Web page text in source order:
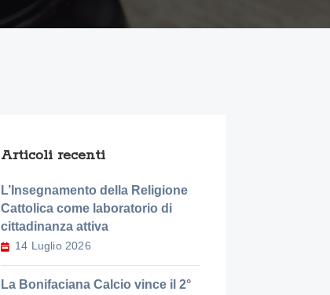
Articoli recenti
L’Insegnamento della Religione
Cattolica come laboratorio di
cittadinanza attiva
14 Luglio 2026
La Bonifaciana Calcio vince il 2°